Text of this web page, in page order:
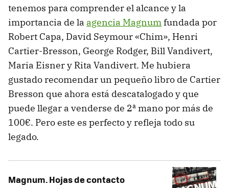
tenemos para comprender el alcance y la
importancia de la agencia Magnumfundada por
Robert Capa, David Seymour «Chim», Henri
Cartier-Bresson, George Rodger, Bill Vandivert,
Maria Eisner y Rita Vandivert. Me hubiera
gustado recomendar un pequeño libro de Cartier
Bresson que ahora está descatalogado y que
puede llegar a venderse de 2ª mano por más de
100€. Pero este es perfecto y refleja todo su
legado.
Magnum. Hojas de contacto